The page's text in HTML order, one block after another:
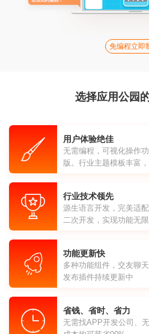
免编程立即
选择应用公园
用户体验绝佳
无需编程，可视化操作
版。行业主题模板丰富
行业技术领先
源生语言开发，完美适
二次开发，实现功能无
功能更新快
多种功能组件，交友聊
发布插件持续更新中
省钱、省时、省力
无需找APP开发公司、